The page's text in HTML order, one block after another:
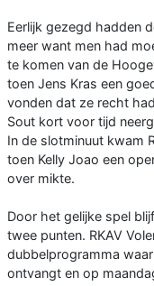
Eerlijk gezegd hadden
meer want men had
te komen van de
toen Jens Kras een
vonden dat ze recht
Sout kort voor tijd
In de slotminuut kwam
toen Kelly Joao een
over mikte.
Door het gelijke spel
twee punten. RKAV
dubbelprogramma
ontvangt en op